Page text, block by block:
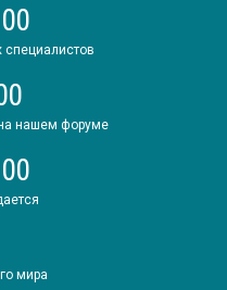
специалистов
нашем форуме
мира